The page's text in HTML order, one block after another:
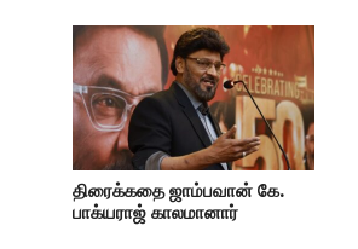
திரைக்கதை ஜாம்பவான் கே.
பாக்யராஜ் காலமானார்